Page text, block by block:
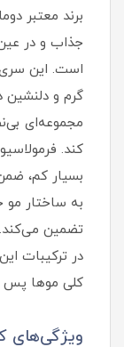
برند معتبر
جذاب و در
است. این سری
گرم و
مجموعه‌ای
کند.
بسیار کم،
به ساختار مو
در ترکیبات
کلی موها پس
ویژگی‌های